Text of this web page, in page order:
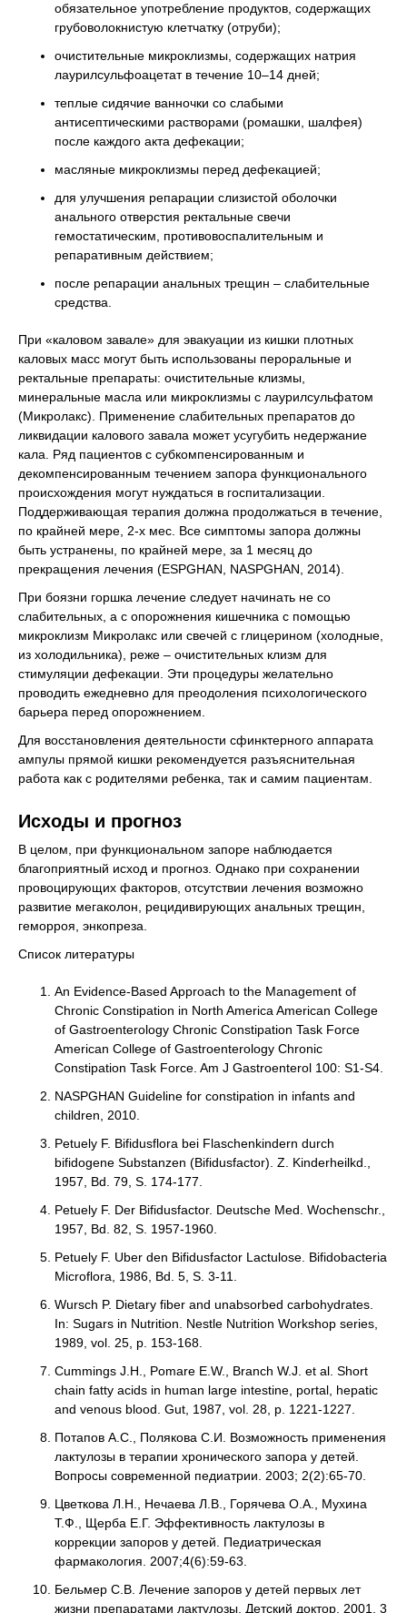
обязательное употребление продуктов, содержащих
грубоволокнистую клетчатку (отруби);
очистительные микроклизмы, содержащих натрия
лаурилсульфоацетат в течение 10–14 дней;
теплые сидячие ванночки со слабыми
антисептическими растворами (ромашки, шалфея)
после каждого акта дефекации;
масляные микроклизмы перед дефекацией;
для улучшения репарации слизистой оболочки
анального отверстия ректальные свечи
гемостатическим, противовоспалительным и
репаративным действием;
после репарации анальных трещин – слабительные
средства.
При «каловом завале» для эвакуации из кишки плотных
каловых масс могут быть использованы пероральные и
ректальные препараты: очистительные клизмы,
минеральные масла или микроклизмы с лаурилсульфатом
(Микролакс). Применение слабительных препаратов до
ликвидации калового завала может усугубить недержание
кала. Ряд пациентов с субкомпенсированным и
декомпенсированным течением запора функционального
происхождения могут нуждаться в госпитализации.
Поддерживающая терапия должна продолжаться в течение,
по крайней мере, 2-х мес. Все симптомы запора должны
быть устранены, по крайней мере, за 1 месяц до
прекращения лечения (ESPGHAN, NASPGHAN, 2014).
При боязни горшка лечение следует начинать не со
слабительных, а с опорожнения кишечника с помощью
микроклизм Микролакс или свечей с глицерином (холодные,
из холодильника), реже – очистительных клизм для
стимуляции дефекации. Эти процедуры желательно
проводить ежедневно для преодоления психологического
барьера перед опорожнением.
Для восстановления деятельности сфинктерного аппарата
ампулы прямой кишки рекомендуется разъяснительная
работа как с родителями ребенка, так и самим пациентам.
Исходы и прогноз
В целом, при функциональном запоре наблюдается
благоприятный исход и прогноз. Однако при сохранении
провоцирующих факторов, отсутствии лечения возможно
развитие мегаколон, рецидивирующих анальных трещин,
геморроя, энкопреза.
Список литературы
An Evidence-Based Approach to the Management of
Chronic Constipation in North America American College
of Gastroenterology Chronic Constipation Task Force
American College of Gastroenterology Chronic
Constipation Task Force. Am J Gastroenterol 100: S1-S4.
NASPGHAN Guideline for constipation in infants and
children, 2010.
Petuely F. Bifidusflora bei Flaschenkindern durch
bifidogene Substanzen (Bifidusfactor). Z. Kinderheilkd.,
1957, Bd. 79, S. 174-177.
Petuely F. Der Bifidusfactor. Deutsche Med. Wochenschr.,
1957, Bd. 82, S. 1957-1960.
Petuely F. Uber den Bifidusfactor Lactulose. Bifidobacteria
Microflora, 1986, Bd. 5, S. 3-11.
Wursch P. Dietary fiber and unabsorbed carbohydrates.
In: Sugars in Nutrition. Nestle Nutrition Workshop series,
1989, vol. 25, p. 153-168.
Cummings J.H., Pomare E.W., Branch W.J. et al. Short
chain fatty acids in human large intestine, portal, hepatic
and venous blood. Gut, 1987, vol. 28, p. 1221-1227.
Потапов А.С., Полякова С.И. Возможность применения
лактулозы в терапии хронического запора у детей.
Вопросы современной педиатрии. 2003; 2(2):65-70.
Цветкова Л.Н., Нечаева Л.В., Горячева О.А., Мухина
Т.Ф., Щерба Е.Г. Эффективность лактулозы в
коррекции запоров у детей. Педиатрическая
фармакология. 2007;4(6):59-63.
Бельмер С.В. Лечение запоров у детей первых лет
жизни препаратами лактулозы. Детский доктор, 2001, 3